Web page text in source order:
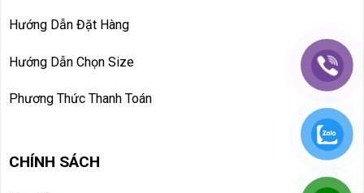
Hướng Dẫn Đặt Hàng
Hướng Dẫn Chọn Size
Phương Thức Thanh Toán
CHÍNH SÁCH